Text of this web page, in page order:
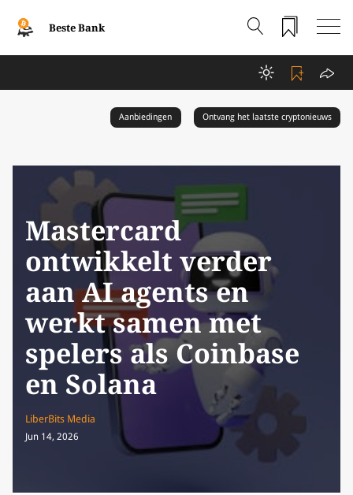
Beste Bank
Aanbiedingen Ontvang het laatste cryptonieuws
Mastercard
ontwikkelt verder
aan AI agents en
werkt samen met
spelers als Coinbase
en Solana
LiberBits Media
Jun 14, 2026